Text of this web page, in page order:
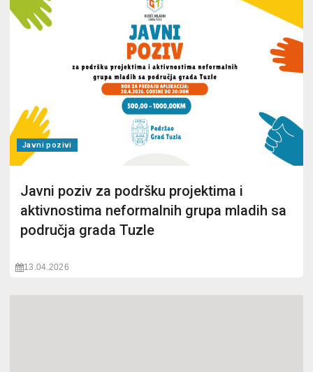
Javni pozivi
Javni poziv za podršku projektima i
aktivnostima neformalnih grupa mladih sa
područja grada Tuzle
13.04.2026